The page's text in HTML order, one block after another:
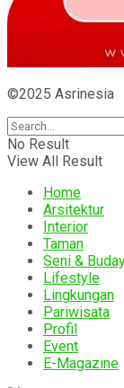
©2025 Asrinesia
No Result
View All Result
Home
Arsitektur
Interior
Taman
Seni &
Lifestyle
Lingkungan
Pariwisata
Profil
Event
E-Magazine